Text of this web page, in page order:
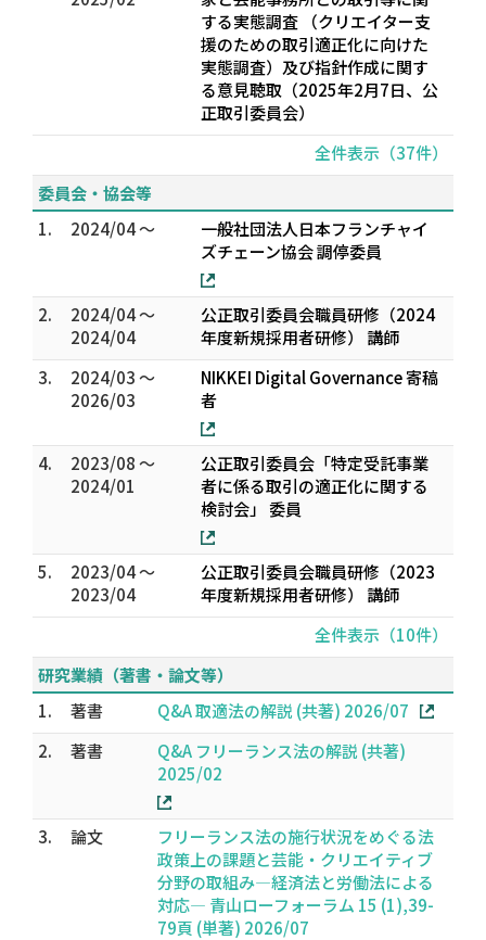
する実態調査 （クリエイター支
援のための取引適正化に向けた
実態調査）及び指針作成に関す
る意見聴取（2025年2月7日、公
正取引委員会）
全件表示（37件）
委員会・協会等
1.
2024/04 ～
一般社団法人日本フランチャイ
ズチェーン協会 調停委員
2.
2024/04 ～
2024/04
公正取引委員会職員研修（2024
年度新規採用者研修） 講師
3.
2024/03 ～
2026/03
NIKKEI Digital Governance 寄稿
者
4.
2023/08 ～
2024/01
公正取引委員会「特定受託事業
者に係る取引の適正化に関する
検討会」 委員
5.
2023/04 ～
2023/04
公正取引委員会職員研修（2023
年度新規採用者研修） 講師
全件表示（10件）
研究業績（著書・論文等）
1.
著書
Q&A 取適法の解説 (共著) 2026/07
2.
著書
Q&A フリーランス法の解説 (共著)
2025/02
3. 論文
フリーランス法の施行状況をめぐる法
政策上の課題と芸能・クリエイティブ
分野の取組み―経済法と労働法による
対応― 青山ローフォーラム 15 (1),39-
79頁 (単著) 2026/07